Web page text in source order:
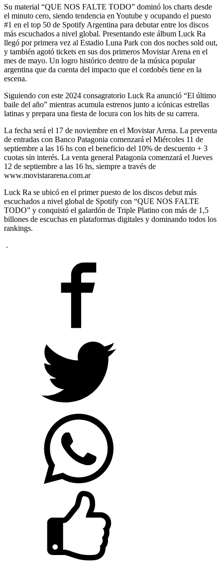
Su material “QUE NOS FALTE TODO” dominó los charts desde
el minuto cero, siendo tendencia en Youtube y ocupando el puesto
#1 en el top 50 de Spotify Argentina para debutar entre los discos
más escuchados a nivel global. Presentando este álbum Luck Ra
llegó por primera vez al Estadio Luna Park con dos noches sold out,
y también agotó tickets en sus dos primeros Movistar Arena en el
mes de mayo. Un logro histórico dentro de la música popular
argentina que da cuenta del impacto que el cordobés tiene en la
escena.
Siguiendo con este 2024 consagratorio Luck Ra anunció “El último
baile del año” mientras acumula estrenos junto a icónicas estrellas
latinas y prepara una fiesta de locura con los hits de su carrera.
La fecha será el 17 de noviembre en el Movistar Arena. La preventa
de entradas con Banco Patagonia comenzará el Miércoles 11 de
septiembre a las 16 hs con el beneficio del 10% de descuento + 3
cuotas sin interés. La venta general Patagonia comenzará el Jueves
12 de septiembre a las 16 hs, siempre a través de
www.movistararena.com.ar
Luck Ra se ubicó en el primer puesto de los discos debut más
escuchados a nivel global de Spotify con “QUE NOS FALTE
TODO” y conquistó el galardón de Triple Platino con más de 1,5
billones de escuchas en plataformas digitales y dominando todos los
rankings.
.